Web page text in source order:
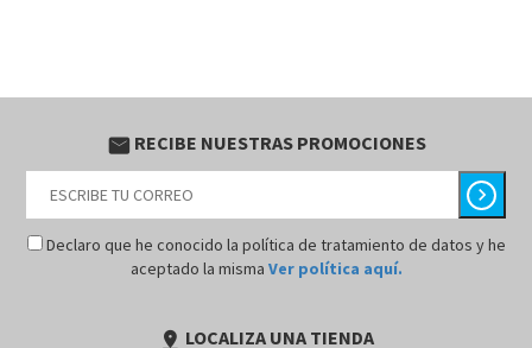
email RECIBE NUESTRAS PROMOCIONES
chevron_right
Declaro que he conocido la política de tratamiento de datos y he
aceptado la misma Ver política aquí.
pin_drop LOCALIZA UNA TIENDA